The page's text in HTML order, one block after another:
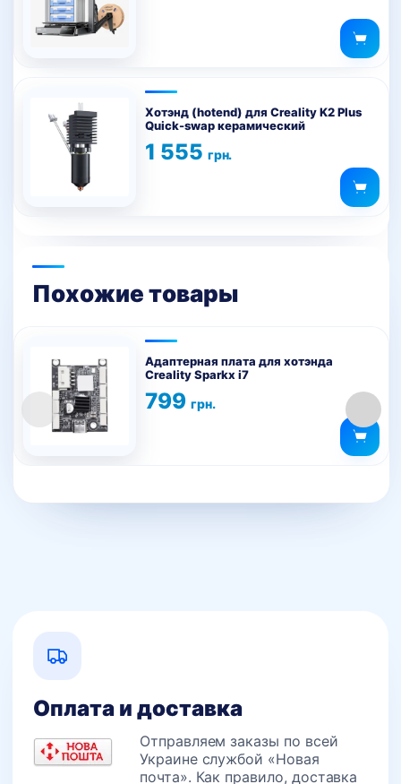
Хотэнд (hotend) для Creality K2 Plus
Quick-swap керамический
1 555 грн.
Похожие товары
Адаптерная плата для хотэнда
Creality Sparkx i7
799 грн.
Оплата и доставка
Отправляем заказы по всей
Украине службой «Новая
почта». Как правило, доставка